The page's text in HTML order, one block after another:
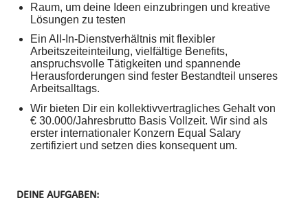
Raum, um deine Ideen einzubringen und kreative
Lösungen zu testen
Ein All-In-Dienstverhältnis mit flexibler
Arbeitszeiteinteilung, vielfältige Benefits,
anspruchsvolle Tätigkeiten und spannende
Herausforderungen sind fester Bestandteil unseres
Arbeitsalltags.
Wir bieten Dir ein kollektivvertragliches Gehalt von
€ 30.000/Jahresbrutto Basis Vollzeit. Wir sind als
erster internationaler Konzern Equal Salary
zertifiziert und setzen dies konsequent um.
DEINE AUFGABEN: